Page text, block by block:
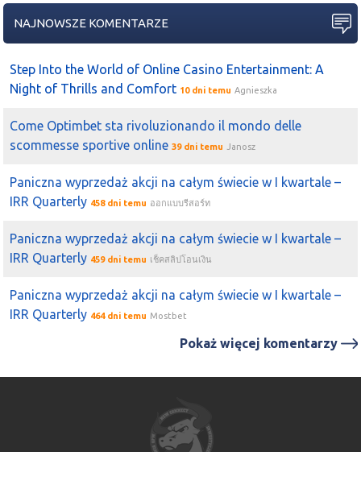
NAJNOWSZE KOMENTARZE
Step Into the World of Online Casino Entertainment: A
Night of Thrills and Comfort 10 dni temu Agnieszka
Come Optimbet sta rivoluzionando il mondo delle
scommesse sportive online 39 dni temu Janosz
Paniczna wyprzedaż akcji na całym świecie w I kwartale –
IRR Quarterly 458 dni temu ออกแบบรีสอร์ท
Paniczna wyprzedaż akcji na całym świecie w I kwartale –
IRR Quarterly 459 dni temu เช็คสลิปโอนเงิน
Paniczna wyprzedaż akcji na całym świecie w I kwartale –
IRR Quarterly 464 dni temu Mostbet
Pokaż więcej komentarzy